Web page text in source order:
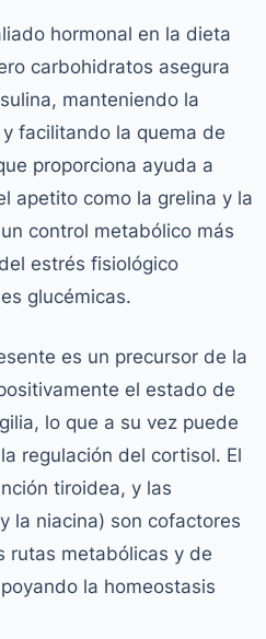
hormonal en la dieta
carbohidratos asegura
manteniendo la
facilitando la quema de
proporciona ayuda a
apetito como la grelina y la
control metabólico más
estrés fisiológico
glucémicas.
es un precursor de la
el estado de
lo que a su vez puede
regulación del cortisol. El
tiroidea, y las
la niacina) son cofactores
rutas metabólicas y de
la homeostasis